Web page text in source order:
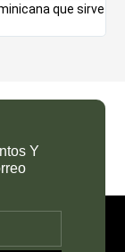
que sirve
Y